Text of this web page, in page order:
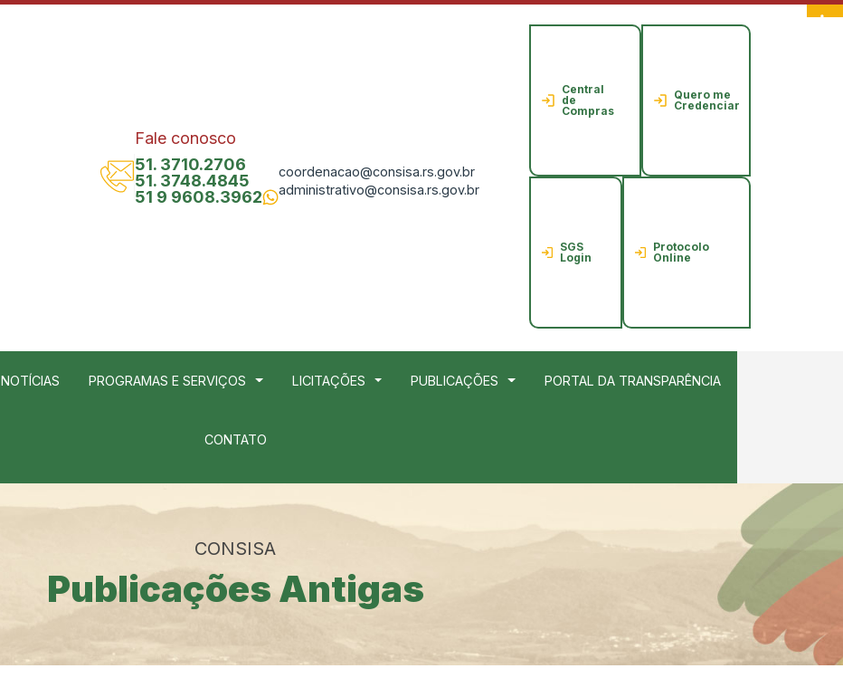
Fale conosco
51. 3710.2706
51. 3748.4845
51 9 9608.3962
coordenacao@consisa.rs.gov.br
administrativo@consisa.rs.gov.br
Central
de
Compras
Quero me
Credenciar
SGS
Login
Protocolo
Online
NOTÍCIAS PROGRAMAS E SERVIÇOS LICITAÇÕES PUBLICAÇÕES PORTAL DA TRANSPARÊNCIA
CONTATO
CONSISA
Publicações Antigas